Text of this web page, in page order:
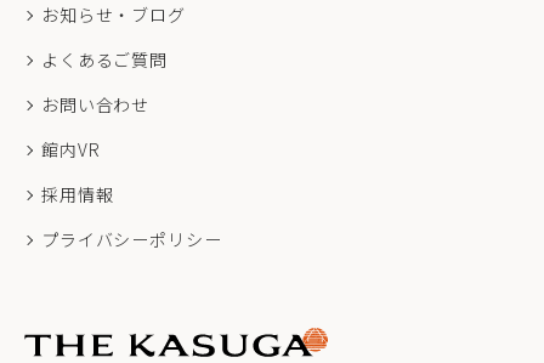
お知らせ・ブログ
よくあるご質問
お問い合わせ
館内VR
採用情報
プライバシーポリシー